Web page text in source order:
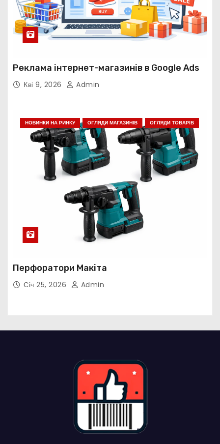
Реклама інтернет-магазинів в Google Ads
Кві 9, 2026 Admin
НОВИНКИ НА РИНКУ ОГЛЯДИ МАГАЗИНІВ ОГЛЯДИ ТОВАРІВ
Перфоратори Макіта
Січ 25, 2026 Admin